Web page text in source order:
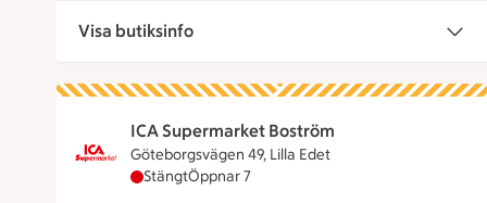
Visa butiksinfo
ICA Supermarket Boström
Göteborgsvägen 49, Lilla Edet
ICA Supermarket Boström har stängt, öppnar
StängtÖppnar 7